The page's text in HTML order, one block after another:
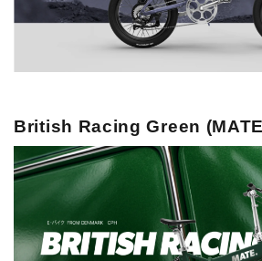
British Racing Green